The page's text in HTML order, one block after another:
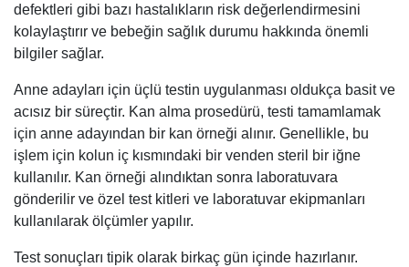
defektleri gibi bazı hastalıkların risk değerlendirmesini
kolaylaştırır ve bebeğin sağlık durumu hakkında önemli
bilgiler sağlar.
Anne adayları için üçlü testin uygulanması oldukça basit ve
acısız bir süreçtir. Kan alma prosedürü, testi tamamlamak
için anne adayından bir kan örneği alınır. Genellikle, bu
işlem için kolun iç kısmındaki bir venden steril bir iğne
kullanılır. Kan örneği alındıktan sonra laboratuvara
gönderilir ve özel test kitleri ve laboratuvar ekipmanları
kullanılarak ölçümler yapılır.
Test sonuçları tipik olarak birkaç gün içinde hazırlanır.